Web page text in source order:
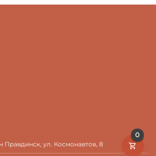
Правдинск, ул. Космонавтов, 8
0